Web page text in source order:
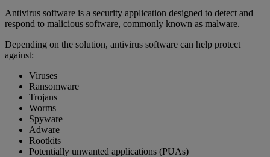
Antivirus software is a security application designed to detect and
respond to malicious software, commonly known as malware.
Depending on the solution, antivirus software can help protect
against:
Viruses
Ransomware
Trojans
Worms
Spyware
Adware
Rootkits
Potentially unwanted applications (PUAs)